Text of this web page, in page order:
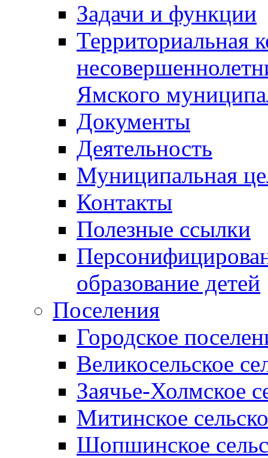
Задачи и функции
Территориальная
Ямского
Документы
Деятельность
Муниципальная
Контакты
Полезные ссылки
образование детей
Поселения
Городское
Великосельское
Заячье-Холмское
Митинское
Шопшинское